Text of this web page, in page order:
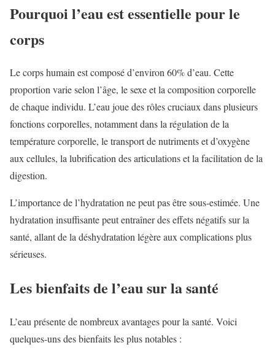
Pourquoi l’eau est essentielle pour le
corps
Le corps humain est composé d’environ 60% d’eau. Cette
proportion varie selon l’âge, le sexe et la composition corporelle
de chaque individu. L’eau joue des rôles cruciaux dans plusieurs
fonctions corporelles, notamment dans la régulation de la
température corporelle, le transport de nutriments et d’oxygène
aux cellules, la lubrification des articulations et la facilitation de la
digestion.
L’importance de l’hydratation ne peut pas être sous-estimée. Une
hydratation insuffisante peut entraîner des effets négatifs sur la
santé, allant de la déshydratation légère aux complications plus
sérieuses.
Les bienfaits de l’eau sur la santé
L’eau présente de nombreux avantages pour la santé. Voici
quelques-uns des bienfaits les plus notables :